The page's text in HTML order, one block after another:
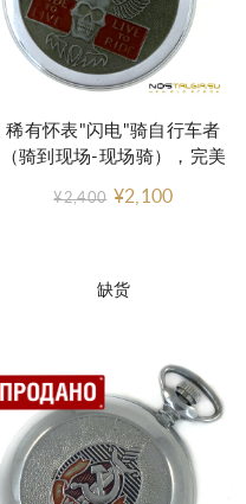
缺货
稀有怀表"闪电"骑自行车者
（骑到现场-现场骑），完美
¥2,400 ¥2,100